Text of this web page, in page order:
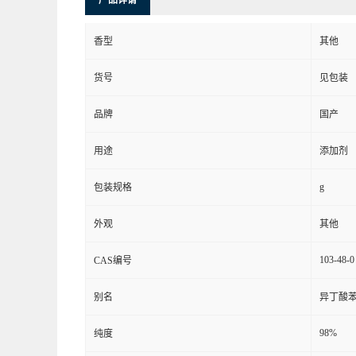
香型 其他
货号 见包装
品牌 国产
用途 添加剂
包装规格 g
外观 其他
CAS编号 103-48-0
别名 异丁酸
纯度 98%